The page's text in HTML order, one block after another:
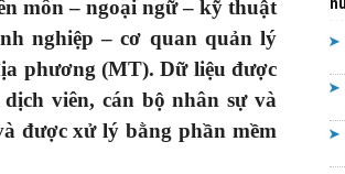
lý
môn – ngoại ngữ – kỹ thuật
nghiệp – cơ quan quản lý
phương (MT). Dữ liệu được
viên, cán bộ nhân sự và
được xử lý bằng phần mềm